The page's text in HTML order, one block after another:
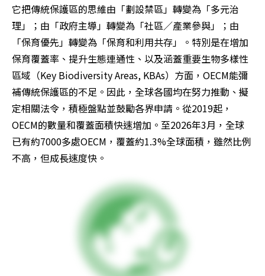
它把傳統保護區的思維由「劃設禁區」轉變為「多元治
理」；由「政府主導」轉變為「社區／產業參與」；由
「保育優先」轉變為「保育和利用共存」。特別是在增加
保育覆蓋率、提升生態連通性、以及涵蓋重要生物多樣性
區域（Key Biodiversity Areas, KBAs）方面，OECM能彌
補傳統保護區的不足。因此，全球各國均在努力推動、擬
定相關法令，積極盤點並鼓勵各界申請。從2019起，
OECM的數量和覆蓋面積快速增加。至2026年3月，全球
已有約7000多處OECM，覆蓋約1.3%全球面積，雖然比例
不高，但成長速度快。